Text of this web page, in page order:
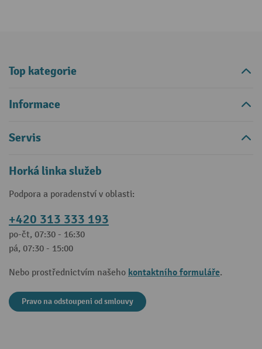
Top kategorie
Informace
Servis
Horká linka služeb
Podpora a poradenství v oblasti:
+420 313 333 193
po-čt, 07:30 - 16:30
pá, 07:30 - 15:00
Nebo prostřednictvím našeho kontaktního formuláře.
Pravo na odstoupeni od smlouvy